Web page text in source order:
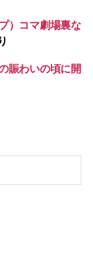
）コマ劇場裏な
賑わいの頃に開